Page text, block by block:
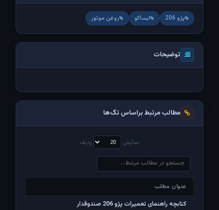
پژو 206 ایساکو روغن موتور
توضیحات
مطالب مرتبط براساس تگ‌ها
نمایش ردیف
عنوان مطلب
عنوان مطلب
کتابچه راهنمای تعمیرات پژو 206 صندوقدار